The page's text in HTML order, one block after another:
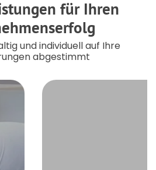
für Ihren
und individuell auf Ihre
abgestimmt